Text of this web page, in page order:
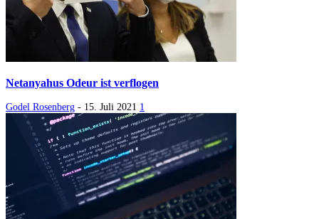
Netanyahus Odeur ist verflogen
Godel Rosenberg - 15. Juli 2021 1